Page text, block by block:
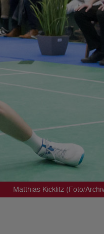
Matthias Kicklitz (Foto/